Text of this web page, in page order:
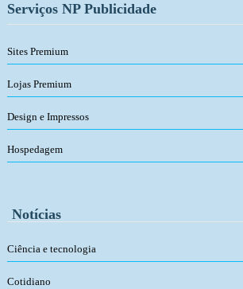
Serviços NP Publicidade
Sites Premium
Lojas Premium
Design e Impressos
Hospedagem
Notícias
Ciência e tecnologia
Cotidiano